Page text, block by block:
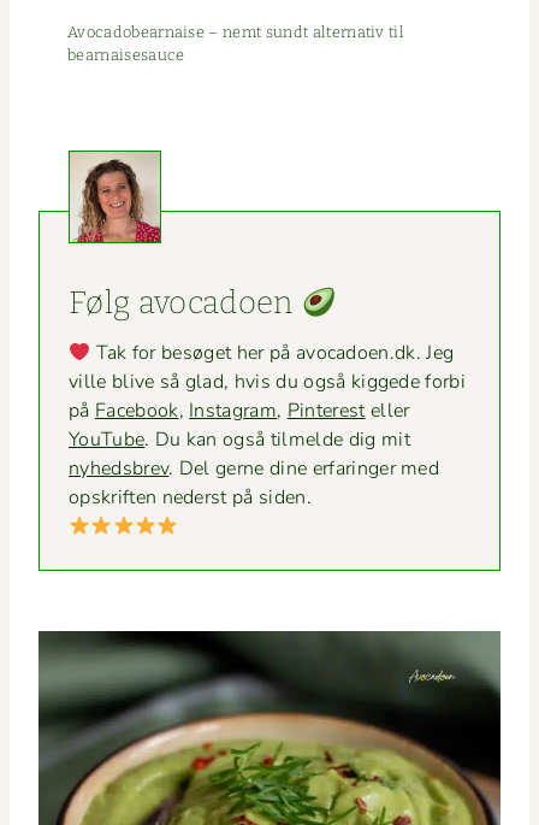
Avo­cadobear­naise – nemt sundt alter­na­tiv til
bearnaisesauce
Følg avo­ca­doen
Tak for besøget her på avocadoen.dk. Jeg
ville blive så glad, hvis du også kiggede for­bi
på Face­book, Insta­gram, Pin­ter­esteller
YouTube. Du kan også tilmelde dig mit
nyheds­brev. Del gerne dine erfaringer med
opskriften ned­er­st på siden.